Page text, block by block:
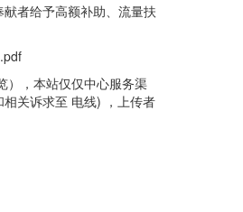
者给予高额补助、流量扶
，本站仅仅中心服务渠
关诉求至 电线) ，上传者